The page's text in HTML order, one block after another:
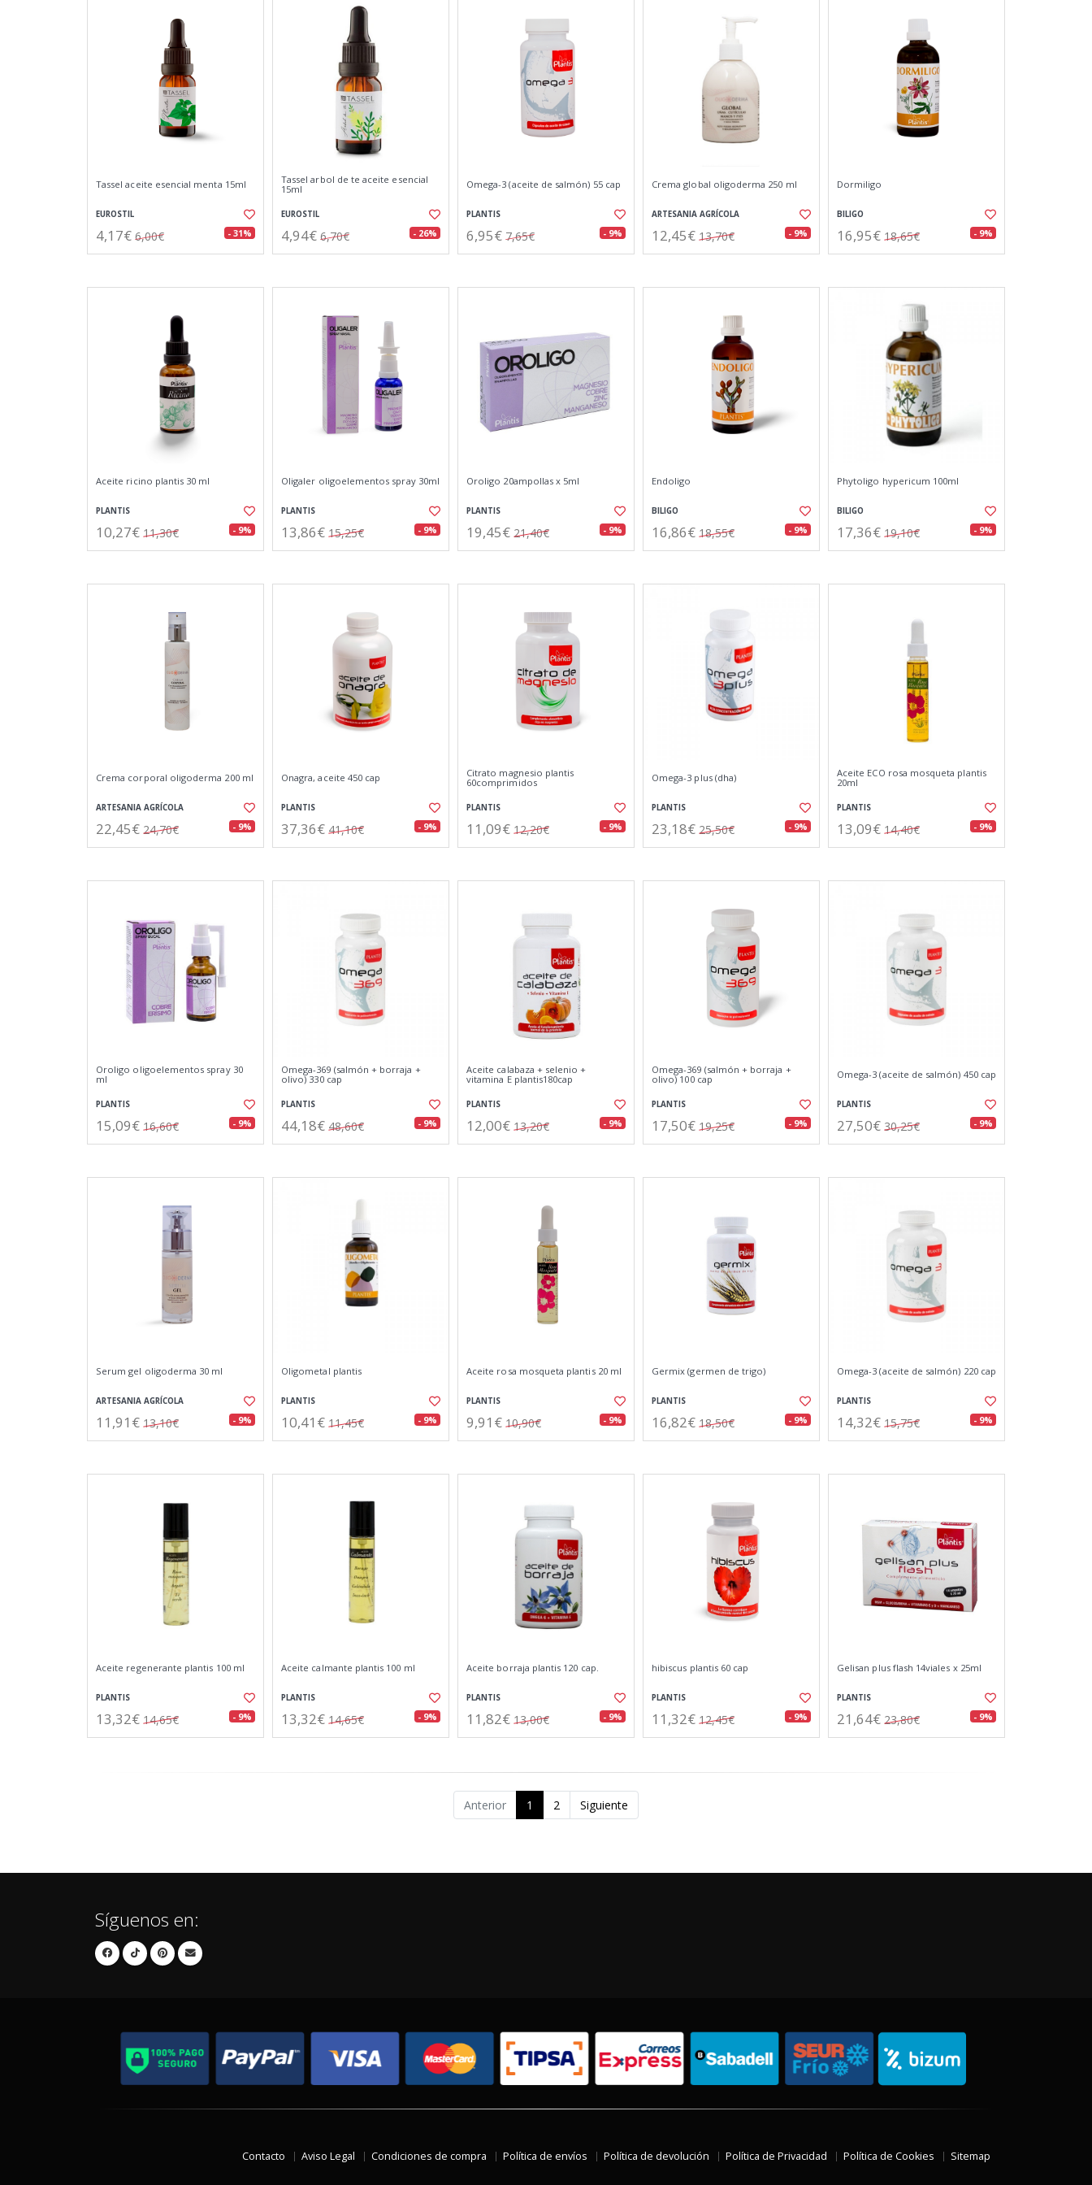
Tassel aceite esencial menta 15ml
EUROSTIL
4,17€ 6,00€ - 31%
Tassel arbol de te aceite esencial
15ml
EUROSTIL
4,94€ 6,70€ - 26%
Omega-3 (aceite de salmón) 55 cap
PLANTIS
6,95€ 7,65€ - 9%
Crema global oligoderma 250 ml
ARTESANIA AGRÍCOLA
12,45€ 13,70€ - 9%
Dormiligo
BILIGO
16,95€ 18,65€ - 9%
Aceite ricino plantis 30 ml
PLANTIS
10,27€ 11,30€ - 9%
Oligaler oligoelementos spray 30ml
PLANTIS
13,86€ 15,25€ - 9%
Oroligo 20ampollas x 5ml
PLANTIS
19,45€ 21,40€ - 9%
Endoligo
BILIGO
16,86€ 18,55€ - 9%
Phytoligo hypericum 100ml
BILIGO
17,36€ 19,10€ - 9%
Crema corporal oligoderma 200 ml
ARTESANIA AGRÍCOLA
22,45€ 24,70€ - 9%
Onagra, aceite 450 cap
PLANTIS
37,36€ 41,10€ - 9%
Citrato magnesio plantis
60comprimidos
PLANTIS
11,09€ 12,20€ - 9%
Omega-3 plus (dha)
PLANTIS
23,18€ 25,50€ - 9%
Aceite ECO rosa mosqueta plantis
20ml
PLANTIS
13,09€ 14,40€ - 9%
Oroligo oligoelementos spray 30
ml
PLANTIS
15,09€ 16,60€ - 9%
Omega-369 (salmón + borraja +
olivo) 330 cap
PLANTIS
44,18€ 48,60€ - 9%
Aceite calabaza + selenio +
vitamina E plantis180cap
PLANTIS
12,00€ 13,20€ - 9%
Omega-369 (salmón + borraja +
olivo) 100 cap
PLANTIS
17,50€ 19,25€ - 9%
Omega-3 (aceite de salmón) 450 cap
PLANTIS
27,50€ 30,25€ - 9%
Serum gel oligoderma 30 ml
ARTESANIA AGRÍCOLA
11,91€ 13,10€ - 9%
Oligometal plantis
PLANTIS
10,41€ 11,45€ - 9%
Aceite rosa mosqueta plantis 20 ml
PLANTIS
9,91€ 10,90€ - 9%
Germix (germen de trigo)
PLANTIS
16,82€ 18,50€ - 9%
Omega-3 (aceite de salmón) 220 cap
PLANTIS
14,32€ 15,75€ - 9%
Aceite regenerante plantis 100 ml
PLANTIS
13,32€ 14,65€ - 9%
Aceite calmante plantis 100 ml
PLANTIS
13,32€ 14,65€ - 9%
Aceite borraja plantis 120 cap.
PLANTIS
11,82€ 13,00€ - 9%
hibiscus plantis 60 cap
PLANTIS
11,32€ 12,45€ - 9%
Gelisan plus flash 14viales x 25ml
PLANTIS
21,64€ 23,80€ - 9%
Anterior 1 2 Siguiente
Síguenos en:
Contacto Aviso Legal Condiciones de compra Política de envíos Política de devolución Política de Privacidad Política de Cookies Sitemap